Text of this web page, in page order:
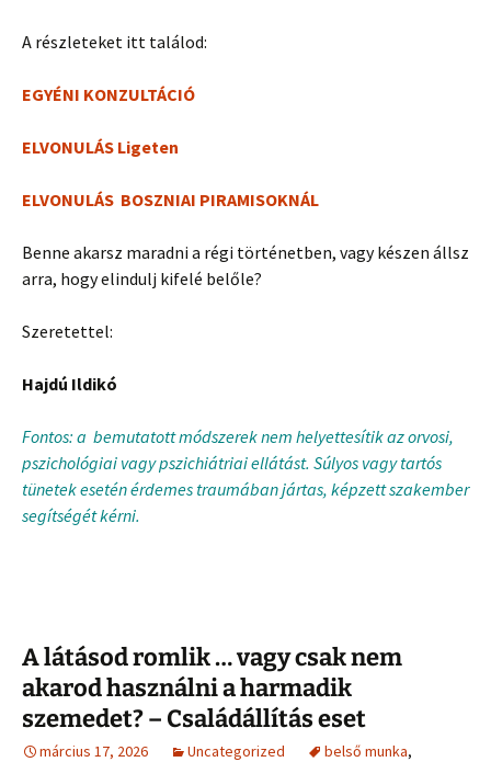
A részleteket itt találod:
EGYÉNI KONZULTÁCIÓ
ELVONULÁS Ligeten
ELVONULÁS BOSZNIAI PIRAMISOKNÁL
Benne akarsz maradni a régi történetben, vagy készen állsz
arra, hogy elindulj kifelé belőle?
Szeretettel:
Hajdú Ildikó
Fontos: a bemutatott módszerek nem helyettesítik az orvosi,
pszichológiai vagy pszichiátriai ellátást. Súlyos vagy tartós
tünetek esetén érdemes traumában jártas, képzett szakember
segítségét kérni.
A látásod romlik … vagy csak nem
akarod használni a harmadik
szemedet? – Családállítás eset
március 17, 2026 Uncategorized belső munka,